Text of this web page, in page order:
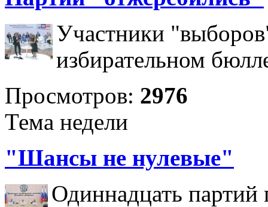
Участники
избирательном
Просмотров: 2976
Тема недели
"Шансы не нулевые"
Одиннадцать партий